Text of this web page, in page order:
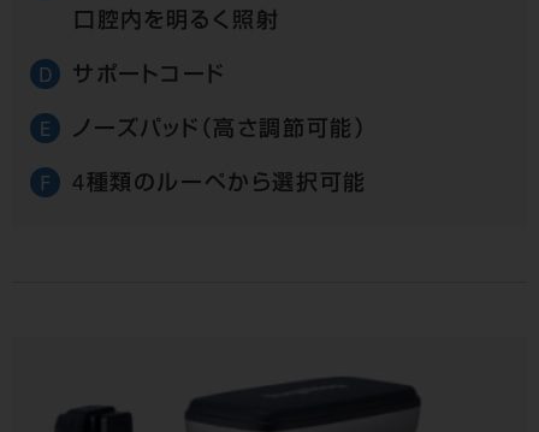
口腔内を明るく照射
D サポートコード
E ノーズパッド（高さ調節可能）
F 4種類のルーペから選択可能